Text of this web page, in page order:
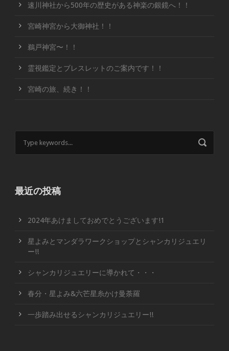
速川神社から500年の歴史がある神楽の銀鏡へ！！
宮崎神宮から大御神社！！
鵜戸神宮〜！！
霊視鑑定とブレスレットのご案内です！！
宮崎の旅、続き！！
最近の投稿
2024年あけましておめでとうございます!1
星よみとマンダラワークショップとシャンカリジュエリ
ー!!
シャンカリジュエリーに導かれて・・・
春分・星よみ&六芒星糸かけ曼荼羅
一歩踏み出せるシャンカリジュエリー!!